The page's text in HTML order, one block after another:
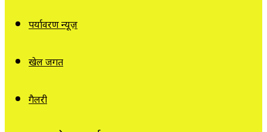
पर्यावरण न्यूज़
खेल जगत
गैलरी